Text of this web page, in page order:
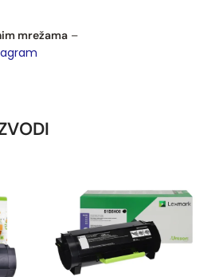
mrežama –